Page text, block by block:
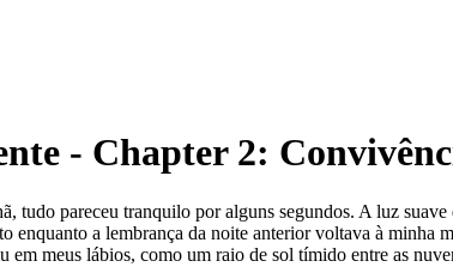
- Chapter 2:
tudo pareceu tranquilo por alguns segundos. A luz
enquanto a lembrança da noite anterior voltava à
em meus lábios, como um raio de sol tímido entre as